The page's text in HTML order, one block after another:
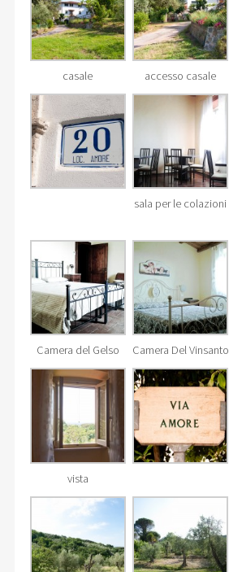
casale accesso casale
sala per le colazioni
Camera del Gelso Camera Del Vinsanto
vista